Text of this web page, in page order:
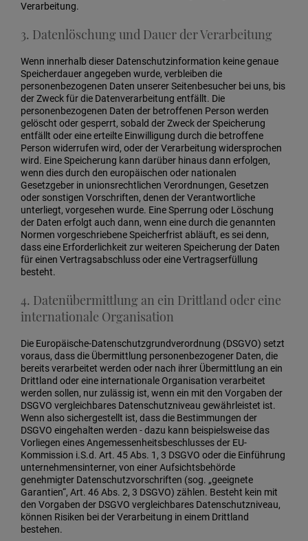
Verarbeitung.
3. Datenlöschung und Dauer der Verarbeitung
Wenn innerhalb dieser Datenschutzinformation keine genaue
Speicherdauer angegeben wurde, verbleiben die
personenbezogenen Daten unserer Seitenbesucher bei uns, bis
der Zweck für die Datenverarbeitung entfällt. Die
personenbezogenen Daten der betroffenen Person werden
gelöscht oder gesperrt, sobald der Zweck der Speicherung
entfällt oder eine erteilte Einwilligung durch die betroffene
Person widerrufen wird, oder der Verarbeitung widersprochen
wird. Eine Speicherung kann darüber hinaus dann erfolgen,
wenn dies durch den europäischen oder nationalen
Gesetzgeber in unionsrechtlichen Verordnungen, Gesetzen
oder sonstigen Vorschriften, denen der Verantwortliche
unterliegt, vorgesehen wurde. Eine Sperrung oder Löschung
der Daten erfolgt auch dann, wenn eine durch die genannten
Normen vorgeschriebene Speicherfrist abläuft, es sei denn,
dass eine Erforderlichkeit zur weiteren Speicherung der Daten
für einen Vertragsabschluss oder eine Vertragserfüllung
besteht.
4. Datenübermittlung an ein Drittland oder eine
internationale Organisation
Die Europäische-Datenschutzgrundverordnung (DSGVO) setzt
voraus, dass die Übermittlung personenbezogener Daten, die
bereits verarbeitet werden oder nach ihrer Übermittlung an ein
Drittland oder eine internationale Organisation verarbeitet
werden sollen, nur zulässig ist, wenn ein mit den Vorgaben der
DSGVO vergleichbares Datenschutzniveau gewährleistet ist.
Wenn also sichergestellt ist, dass die Bestimmungen der
DSGVO eingehalten werden - dazu kann beispielsweise das
Vorliegen eines Angemessenheitsbeschlusses der EU-
Kommission i.S.d. Art. 45 Abs. 1, 3 DSGVO oder die Einführung
unternehmensinterner, von einer Aufsichtsbehörde
genehmigter Datenschutzvorschriften (sog. „geeignete
Garantien“, Art. 46 Abs. 2, 3 DSGVO) zählen. Besteht kein mit
den Vorgaben der DSGVO vergleichbares Datenschutzniveau,
können Risiken bei der Verarbeitung in einem Drittland
bestehen.